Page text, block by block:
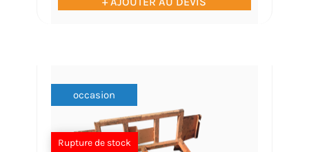
occasion
Rupture de stock